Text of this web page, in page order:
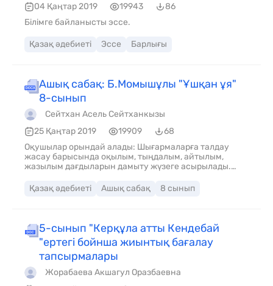
04 Қаңтар 2019
19943
86
Білімге байланысты эссе.
Қазақ әдебиеті Эссе Барлығы
Ашық сабақ: Б.Момышұлы "Ұшқан ұя"
8-сынып
Сейтхан Асель Сейтханкызы
25 Қаңтар 2019
19909
68
Оқушылар орындай алады: Шығармаларға талдау
жасау барысында оқылым, тыңдалым, айтылым,
жазылым дағдыларын дамыту жүзеге асырылады.
құшағы, өле-өлгенше өз бетімен оқып тоқыған адам,
зергерлікті жақсы көрген, ауылдағы келін-кепшікті бір
сұрақтар: Білімленд Тест сұрақтарына жауап береді 1.
Бауыржан Момышұлы кім?
Қазақ әдебиеті Ашық сабақ 8 сынып
5-сынып "Керқұла атты Кендебай
"ертегі бойнша жиынтық бағалау
тапсырмалары
Жорабаева Акшагул Оразбаевна